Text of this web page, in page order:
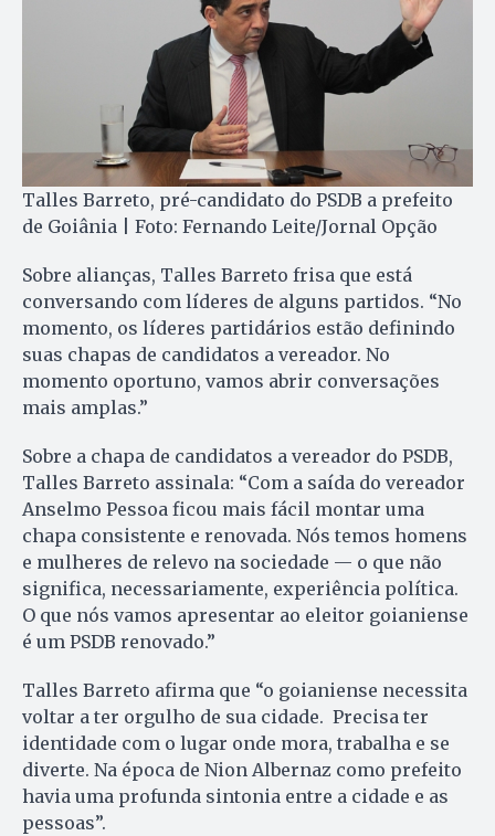
Talles Barreto, pré-candidato do PSDB a prefeito
de Goiânia | Foto: Fernando Leite/Jornal Opção
Sobre alianças, Talles Barreto frisa que está
conversando com líderes de alguns partidos. “No
momento, os líderes partidários estão definindo
suas chapas de candidatos a vereador. No
momento oportuno, vamos abrir conversações
mais amplas.”
Sobre a chapa de candidatos a vereador do PSDB,
Talles Barreto assinala: “Com a saída do vereador
Anselmo Pessoa ficou mais fácil montar uma
chapa consistente e renovada. Nós temos homens
e mulheres de relevo na sociedade — o que não
significa, necessariamente, experiência política.
O que nós vamos apresentar ao eleitor goianiense
é um PSDB renovado.”
Talles Barreto afirma que “o goianiense necessita
voltar a ter orgulho de sua cidade. Precisa ter
identidade com o lugar onde mora, trabalha e se
diverte. Na época de Nion Albernaz como prefeito
havia uma profunda sintonia entre a cidade e as
pessoas”.